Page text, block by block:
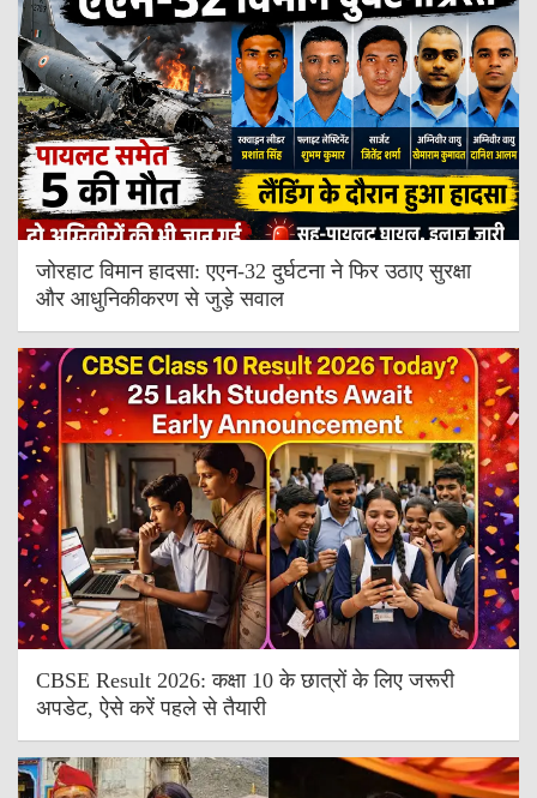
जोरहाट विमान हादसा: एएन-32 दुर्घटना ने फिर उठाए सुरक्षा
और आधुनिकीकरण से जुड़े सवाल
CBSE Result 2026: कक्षा 10 के छात्रों के लिए जरूरी
अपडेट, ऐसे करें पहले से तैयारी